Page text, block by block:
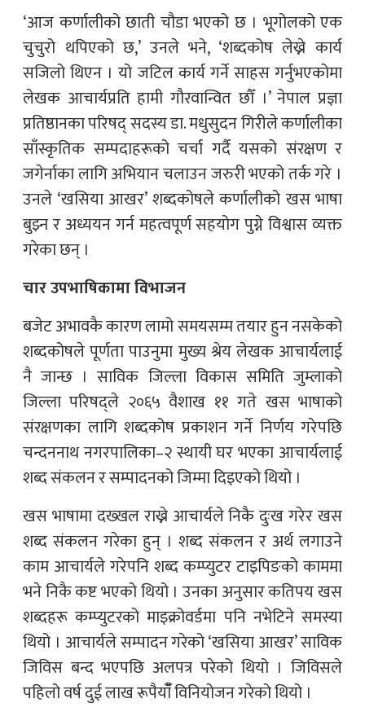
‘आज कर्णालीको छाती चौडा भएको छ । भूगोलको एक
चुचुरो थपिएको छ,’ उनले भने, ‘शब्दकोष लेख्ने कार्य
सजिलो थिएन । यो जटिल कार्य गर्ने साहस गर्नुभएकोमा
लेखक आचार्यप्रति हामी गौरवान्वित छौँ ।’ नेपाल प्रज्ञा
प्रतिष्ठानका परिषद् सदस्य डा. मधुसुदन गिरीले कर्णालीका
साँस्कृतिक सम्पदाहरूको चर्चा गर्दै यसको संरक्षण र
जगेर्नाका लागि अभियान चलाउन जरुरी भएको तर्क गरे ।
उनले ‘खसिया आखर’ शब्दकोषले कर्णालीको खस भाषा
बुझ्न र अध्ययन गर्न महत्वपूर्ण सहयोग पुग्ने विश्वास व्यक्त
गरेका छन् ।
चार उपभाषिकामा विभाजन
बजेट अभावकै कारण लामो समयसम्म तयार हुन नसकेको
शब्दकोषले पूर्णता पाउनुमा मुख्य श्रेय लेखक आचार्यलाई
नै जान्छ । साविक जिल्ला विकास समिति जुम्लाको
जिल्ला परिषद्ले २०६५ वैशाख ११ गते खस भाषाको
संरक्षणका लागि शब्दकोष प्रकाशन गर्ने निर्णय गरेपछि
चन्दननाथ नगरपालिका–२ स्थायी घर भएका आचार्यलाई
शब्द संकलन र सम्पादनको जिम्मा दिइएको थियो ।
खस भाषामा दख्खल राख्ने आचार्यले निकै दुःख गरेर खस
शब्द संकलन गरेका हुन् । शब्द संकलन र अर्थ लगाउने
काम आचार्यले गरेपनि शब्द कम्प्युटर टाइपिङको काममा
भने निकै कष्ट भएको थियो । उनका अनुसार कतिपय खस
शब्दहरू कम्प्युटरको माइक्रोवर्डमा पनि नभेटिने समस्या
थियो । आचार्यले सम्पादन गरेको ‘खसिया आखर’ साविक
जिविस बन्द भएपछि अलपत्र परेको थियो । जिविसले
पहिलो वर्ष दुई लाख रूपैयाँँ विनियोजन गरेको थियो ।